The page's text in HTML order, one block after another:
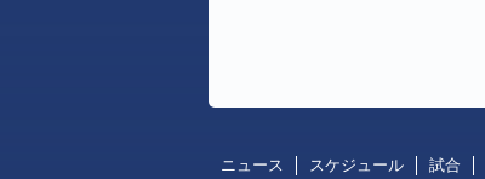
ニュース スケジュール 試合